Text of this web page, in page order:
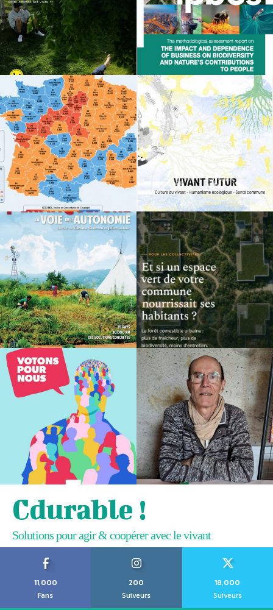
Cdurable !
Solutions pour agir & coopérer avec le vivant
11,000
Fans
200
Suiveurs
18,000
Suiveurs